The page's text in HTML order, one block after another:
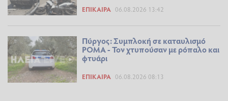
ΕΠΊΚΑΙΡΑ 06.08.2026 13:42
Πύργος: Συμπλοκή σε καταυλισμό
ΡΟΜΑ - Τον χτυπούσαν με ρόπαλο και
φτυάρι
ΕΠΊΚΑΙΡΑ 06.08.2026 08:13